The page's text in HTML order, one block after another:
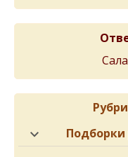
Подборки